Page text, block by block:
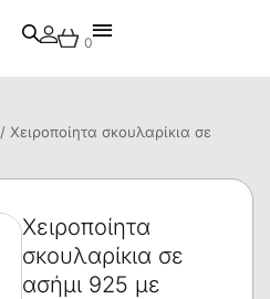
0
/ Χειροποίητα σκουλαρίκια σε
Χειροποίητα
σκουλαρίκια σε
ασήμι 925 με